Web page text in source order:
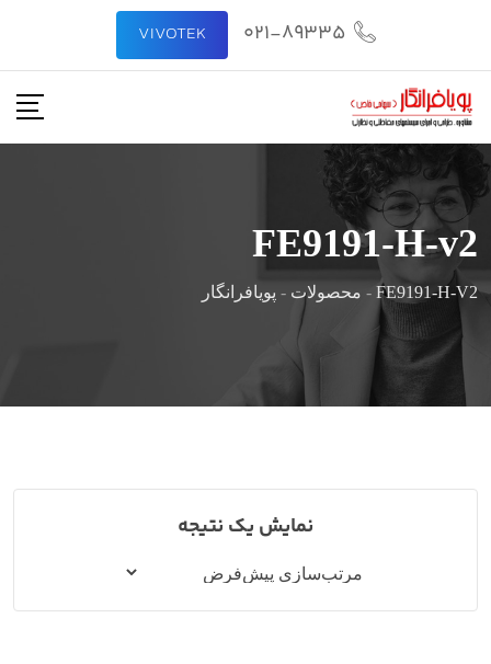
محتوا
021-89335
VIVOTEK
FE9191-H-v2
FE9191-H-V2
- محصولات - پویافرانگار
نمایش یک نتیجه